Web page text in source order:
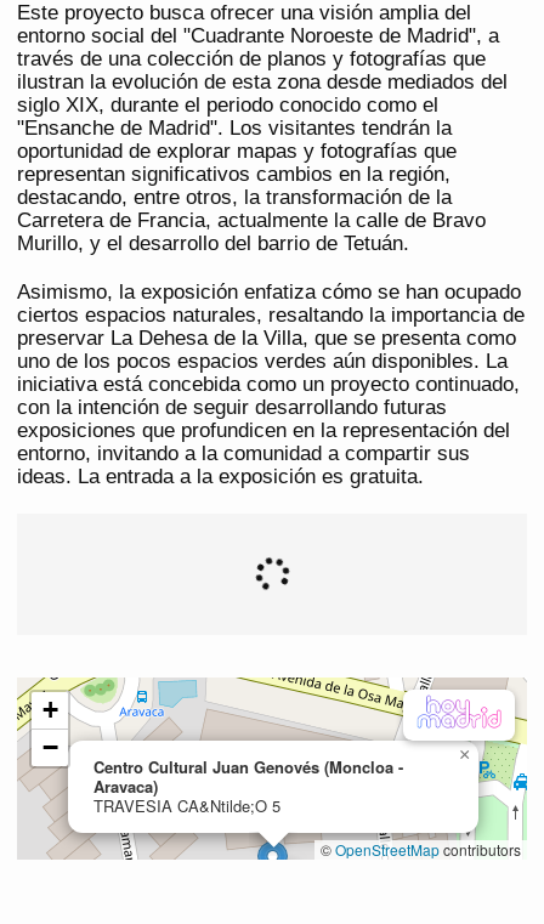
Este proyecto busca ofrecer una visión amplia del
entorno social del "Cuadrante Noroeste de Madrid", a
través de una colección de planos y fotografías que
ilustran la evolución de esta zona desde mediados del
siglo XIX, durante el periodo conocido como el
"Ensanche de Madrid". Los visitantes tendrán la
oportunidad de explorar mapas y fotografías que
representan significativos cambios en la región,
destacando, entre otros, la transformación de la
Carretera de Francia, actualmente la calle de Bravo
Murillo, y el desarrollo del barrio de Tetuán.
Asimismo, la exposición enfatiza cómo se han ocupado
ciertos espacios naturales, resaltando la importancia de
preservar La Dehesa de la Villa, que se presenta como
uno de los pocos espacios verdes aún disponibles. La
iniciativa está concebida como un proyecto continuado,
con la intención de seguir desarrollando futuras
exposiciones que profundicen en la representación del
entorno, invitando a la comunidad a compartir sus
ideas. La entrada a la exposición es gratuita.